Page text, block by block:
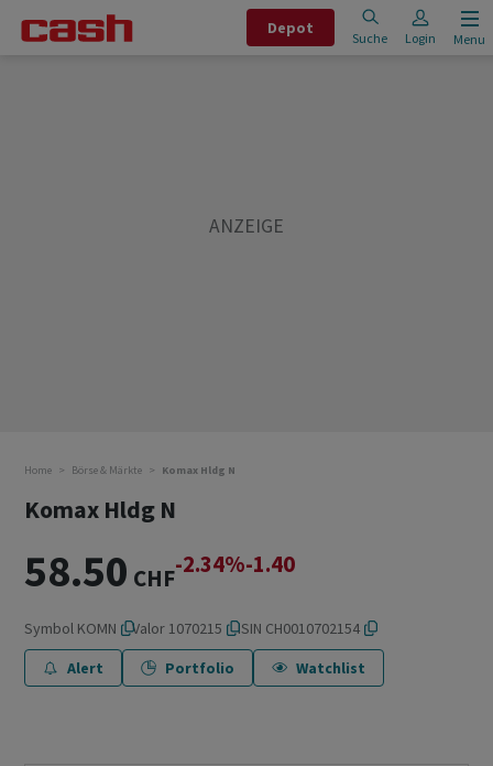
Depot
Suche Login Menu
Home Börse & Märkte Komax Hldg N
Komax Hldg N
58.50 CHF-2.34%-1.40
Symbol KOMN Valor 1070215 ISIN CH0010702154
Alert
Portfolio Watchlist